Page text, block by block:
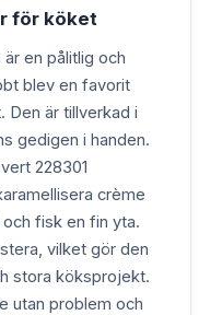
för köket
en pålitlig och
blev en favorit
Den är tillverkad i
gedigen i handen.
228301
crème
fisk en fin yta.
vilket gör den
stora köksprojekt.
utan problem och